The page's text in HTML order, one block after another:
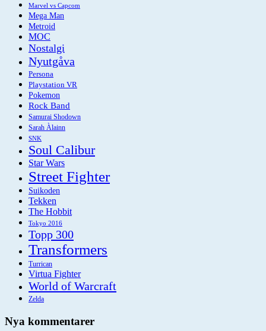
Marvel vs Capcom
Mega Man
Metroid
MOC
Nostalgi
Nyutgåva
Persona
Playstation VR
Pokemon
Rock Band
Samurai Shodown
Sarah Àlainn
SNK
Soul Calibur
Star Wars
Street Fighter
Suikoden
Tekken
The Hobbit
Tokyo 2016
Topp 300
Transformers
Turrican
Virtua Fighter
World of Warcraft
Zelda
Nya kommentarer